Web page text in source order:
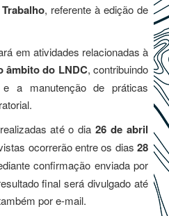
, referente à edição de
em atividades relacionadas à
âmbito do LNDC, contribuindo
a manutenção de práticas
até o dia26 de abril
ocorrerão entre os dias28
confirmação enviada por
final será divulgado até
por e-mail.